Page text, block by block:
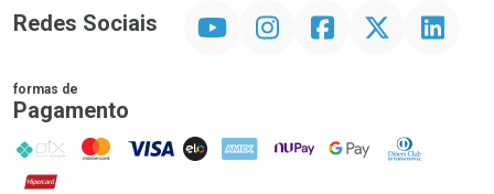
Redes Sociais InstagramFacebookTwitter Linkedin
formas de
Pagamento
PIX MasterCard
VISA ELO AMEX NuPay Google PayDiners Club
Hipercard